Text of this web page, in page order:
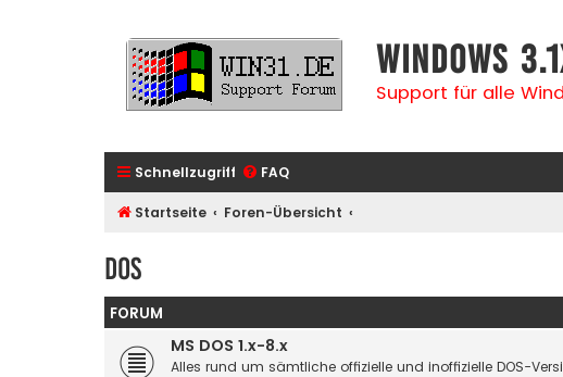
Windows
Support für alle
Schnellzugriff FAQ
Startseite Foren-Übersicht
DOS
FORUM
MS DOS 1.x-8.x
Alles rund um sämtliche offizielle und inoffizielle DOS-